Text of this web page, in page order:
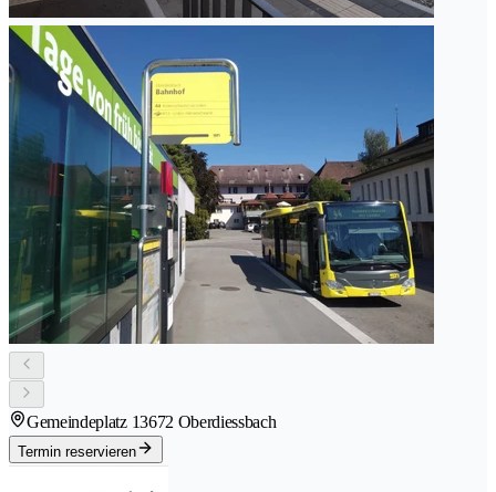
Gemeindeplatz 13672 Oberdiessbach
Termin reservieren